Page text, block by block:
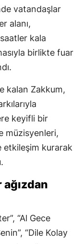
vatandaşlar
alanı,
kala
birlikte fuar
kalan Zakkum,
keyifli bir
müzisyenleri,
etkileşim kurarak
“Al Gece
“Dile Kolay